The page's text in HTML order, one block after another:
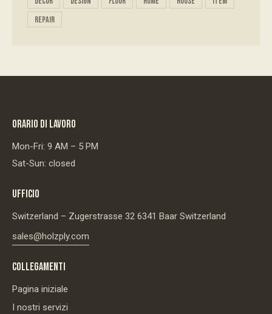
repair
ORARIO DI LAVORO
Mon-Fri: 9 AM – 5 PM
Sat-Sun: closed
UFFICIO
Switzerland – Zugerstrasse 32 6341 Baar Switzerland
sales@holzply.com
COLLEGAMENTI
Pagina iniziale
I nostri servizi